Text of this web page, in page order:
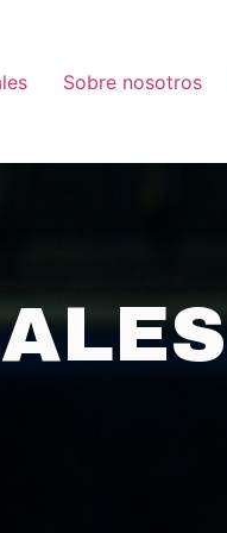
Sobre nosotros